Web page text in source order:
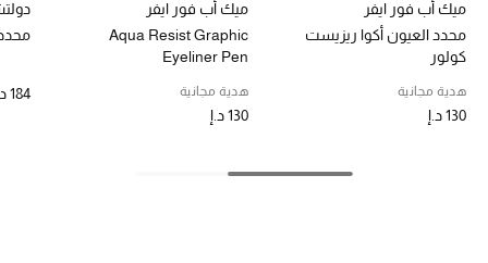
ميك أب فور ايفر
محدد العيون أكوا ريزيست
كولور
هدية مجانية
130 د.إ
ميك أب فور ايفر
Aqua Resist Graphic
Eyeliner Pen
هدية مجانية
130 د.إ
184 د.إ